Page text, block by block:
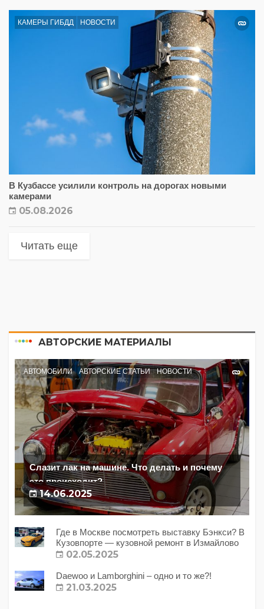
КАМЕРЫ ГИБДД НОВОСТИ
В Кузбассе усилили контроль на дорогах новыми
камерами
05.08.2026
Читать еще
АВТОРСКИЕ МАТЕРИАЛЫ
АВТОМОБИЛИ АВТОРСКИЕ СТАТЬИ НОВОСТИ
Слазит лак на машине. Что делать и почему
это происходит?
14.06.2025
Где в Москве посмотреть выставку Бэнкси? В
Кузовпорте — кузовной ремонт в Измайлово
02.05.2025
Daewoo и Lamborghini – одно и то же?!
21.03.2025